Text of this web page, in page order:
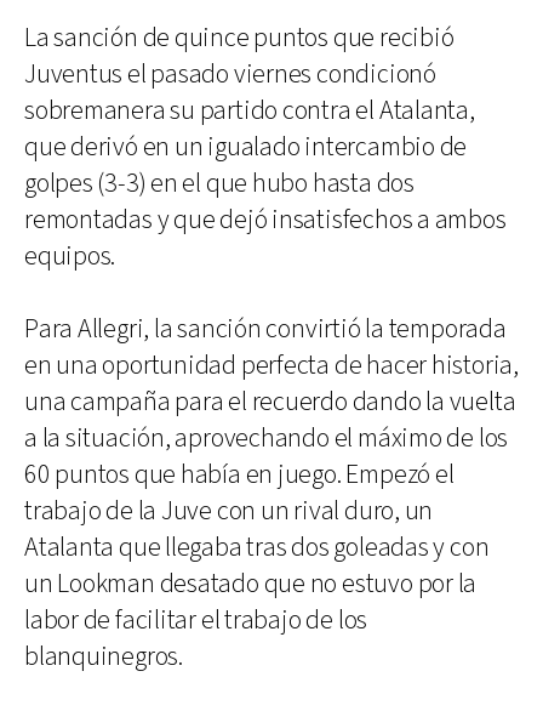
La sanción de quince puntos que recibió
Juventus el pasado viernes condicionó
sobremanera su partido contra el Atalanta,
que derivó en un igualado intercambio de
golpes (3-3) en el que hubo hasta dos
remontadas y que dejó insatisfechos a ambos
equipos.
Para Allegri, la sanción convirtió la temporada
en una oportunidad perfecta de hacer historia,
una campaña para el recuerdo dando la vuelta
a la situación, aprovechando el máximo de los
60 puntos que había en juego. Empezó el
trabajo de la Juve con un rival duro, un
Atalanta que llegaba tras dos goleadas y con
un Lookman desatado que no estuvo por la
labor de facilitar el trabajo de los
blanquinegros.